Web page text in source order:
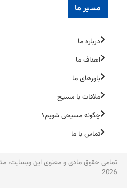
مسیر ما
درباره ما
اهداف ما
باورهای ما
ملاقات با مسیح
چگونه مسیحی شویم؟
تماس با ما
تمامی حقوق مادی و معنوی این وبسایت،
2026